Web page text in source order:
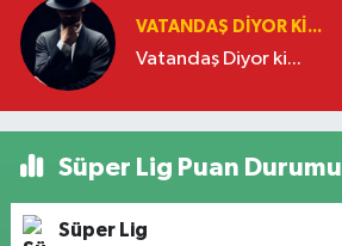
VATANDAŞ DIYOR KI...
Vatandaş Diyor ki...
Süper Lig Puan Durumu
Süper Lig